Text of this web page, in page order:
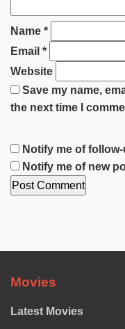
Name *
Email *
Website
Save my name,
the next time I
Notify me of
Notify me of new
Movies
Latest Movies